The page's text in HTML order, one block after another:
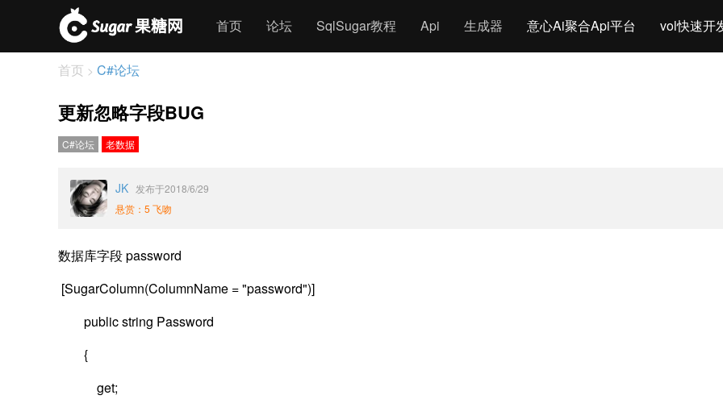
首页 论坛 SqlSugar教程 Api 生成器 意心Ai聚合Api平台 vol快速开
首页 > C#论坛
更新忽略字段BUG
C#论坛 老数据
JK 发布于2018/6/29
悬赏：5 飞吻
数据库字段 password
[SugarColumn(ColumnName = "password")]
public string Password
{
get;